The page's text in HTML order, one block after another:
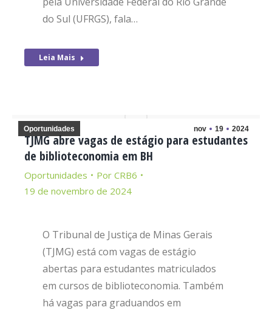
do Sul (UFRGS), fala…
Leia Mais
nov 19 2024
Oportunidades
TJMG abre vagas de estágio para estudantes
de biblioteconomia em BH
Oportunidades Por CRB6
19 de novembro de 2024
O Tribunal de Justiça de Minas Gerais
(TJMG) está com vagas de estágio
abertas para estudantes matriculados
em cursos de biblioteconomia. Também
há vagas para graduandos em